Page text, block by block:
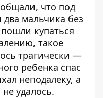
что под
мальчика без
купаться
такое
трагически —
ребенка спас
неподалеку, а
удалось.